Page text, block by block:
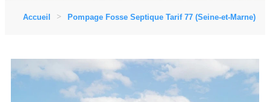
Accueil Pompage Fosse Septique Tarif 77 (Seine-et-Marne)